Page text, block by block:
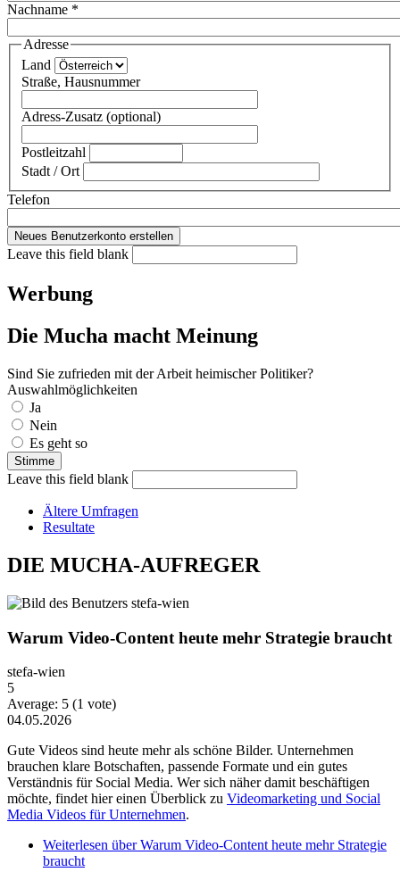
Nachname *
Adresse
Land
Straße, Hausnummer
Adress-Zusatz (optional)
Postleitzahl
Stadt / Ort
Telefon
Leave this field blank
Werbung
Die Mucha macht Meinung
Sind Sie zufrieden mit der Arbeit heimischer Politiker?
Auswahlmöglichkeiten
Ja
Nein
Es geht so
Leave this field blank
Ältere Umfragen
Resultate
DIE MUCHA-AUFREGER
Warum Video-Content heute mehr Strategie braucht
stefa-wien
5
Average: 5 (1 vote)
04.05.2026
Gute Videos sind heute mehr als schöne Bilder. Unternehmen
brauchen klare Botschaften, passende Formate und ein gutes
Verständnis für Social Media. Wer sich näher damit beschäftigen
möchte, findet hier einen Überblick zu Videomarketing und Social
Media Videos für Unternehmen.
Weiterlesen über Warum Video-Content heute mehr Strategie
braucht